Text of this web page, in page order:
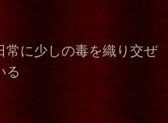
常に少しの毒を織り交ぜ
る